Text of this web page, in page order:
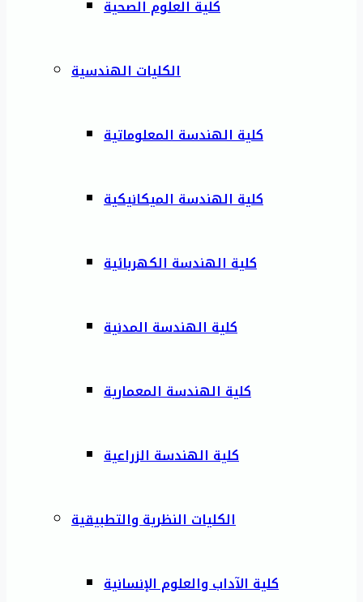
كلية العلوم الصحية
الكليات الهندسية
كلية الهندسة المعلوماتية
كلية الهندسة الميكانيكية
كلية الهندسة الكهربائية
كلية الهندسة المدنية
كلية الهندسة المعمارية
كلية الهندسة الزراعية
الكليات النظرية والتطبيقية
كلية الآداب والعلوم الإنسانية